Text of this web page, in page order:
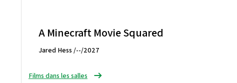
A Minecraft Movie Squared
Jared Hess /--/2027
Films dans les salles